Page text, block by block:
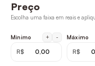
Preço
Escolha uma faixa em reais e
Mínimo + -
R$
Máximo
R$